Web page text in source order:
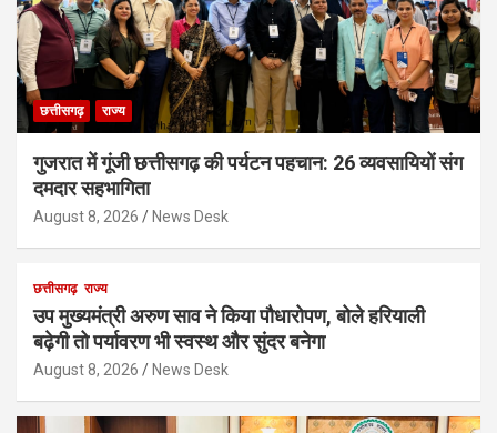
छत्तीसगढ़ राज्य
गुजरात में गूंजी छत्तीसगढ़ की पर्यटन पहचान: 26 व्यवसायियों संग
दमदार सहभागिता
August 8, 2026 News Desk
छत्तीसगढ़ राज्य
उप मुख्यमंत्री अरुण साव ने किया पौधारोपण, बोले हरियाली
बढ़ेगी तो पर्यावरण भी स्वस्थ और सुंदर बनेगा
August 8, 2026 News Desk